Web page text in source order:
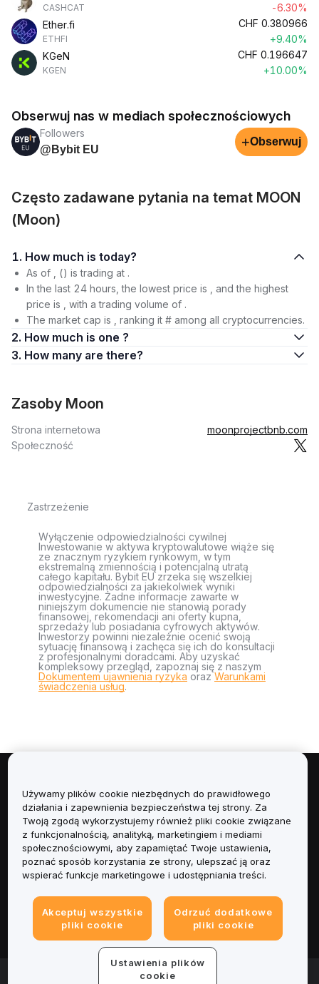
CASHCAT
-6.30%
Ether.fi
ETHFI
CHF 0.380966
+9.40%
KGeN
KGEN
CHF 0.196647
+10.00%
Obserwuj nas w mediach społecznościowych
Followers
@Bybit EU
+Obserwuj
Często zadawane pytania na temat MOON
(Moon)
1. How much is today?
As of , () is trading at .
In the last 24 hours, the lowest price is , and the highest
price is , with a trading volume of .
The market cap is , ranking it # among all cryptocurrencies.
2. How much is one ?
3. How many are there?
Zasoby Moon
Strona internetowa
moonprojectbnb.com
Społeczność
Zastrzeżenie
Wyłączenie odpowiedzialności cywilnej
Inwestowanie w aktywa kryptowalutowe wiąże się
ze znacznym ryzykiem rynkowym, w tym
ekstremalną zmiennością i potencjalną utratą
całego kapitału. Bybit EU zrzeka się wszelkiej
odpowiedzialności za jakiekolwiek wyniki
inwestycyjne. Żadne informacje zawarte w
niniejszym dokumencie nie stanowią porady
finansowej, rekomendacji ani oferty kupna,
sprzedaży lub posiadania cyfrowych aktywów.
Inwestorzy powinni niezależnie ocenić swoją
sytuację finansową i zachęca się ich do konsultacji
z profesjonalnymi doradcami. Aby uzyskać
kompleksowy przegląd, zapoznaj się z naszym
Dokumentem ujawnienia ryzyka orazWarunkami
świadczenia usług.
Informacje
Usługi
Obsługa Klienta
Informacje prawne
© 2025-2026 Bybit.eu. All rights reserved.
Używamy plików cookie niezbędnych do prawidłowego
działania i zapewnienia bezpieczeństwa tej strony. Za
Twoją zgodą wykorzystujemy również pliki cookie związane
z funkcjonalnością, analityką, marketingiem i mediami
społecznościowymi, aby zapamiętać Twoje ustawienia,
poznać sposób korzystania ze strony, ulepszać ją oraz
wspierać funkcje marketingowe i udostępniania treści.
Akceptuj wszystkie
pliki cookie
Odrzuć dodatkowe
pliki cookie
Ustawienia plików
cookie